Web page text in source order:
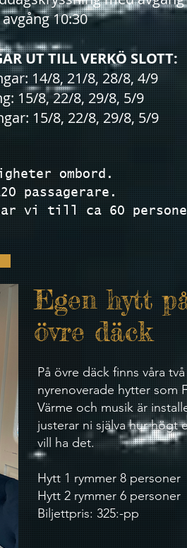
10:30
UT TILL VERKÖ SLOTT:
14/8, 21/8, 28/8, 4/9
15/8, 22/8, 29/8, 5/9
15/8, 22/8, 29/8, 5/9
ombord.
passagerare.
vi till ca 60
Egen hytt
övre däck
På övre däck finns våra två
nyrenoverade hytter som
Värme och musik är
justerar ni själva hur högt
vill ha det.
Hytt 1 rymmer 8 personer
Hytt 2 rymmer 6 personer
Biljettpris: 325:-pp